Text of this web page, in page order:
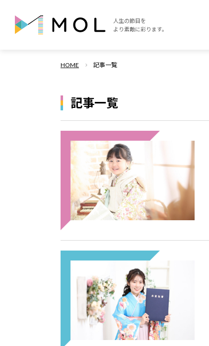
人生の節目を
より素敵に彩ります。
HOME 記事一覧
記事一覧